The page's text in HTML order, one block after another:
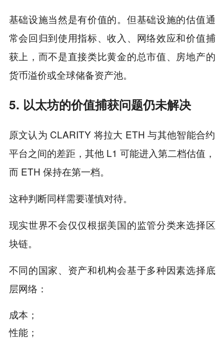
基础设施当然是有价值的。但基础设施的估值通
常会回归到使用指标、收入、网络效应和价值捕
获上，而不是直接类比黄金的总市值、房地产的
货币溢价或全球储备资产池。
5. 以太坊的价值捕获问题仍未解决
原文认为 CLARITY 将拉大 ETH 与其他智能合约
平台之间的差距，其他 L1 可能进入第二档估值，
而 ETH 保持在第一档。
这种判断同样需要谨慎对待。
现实世界不会仅仅根据美国的监管分类来选择区
块链。
不同的国家、资产和机构会基于多种因素选择底
层网络：
成本；
性能；